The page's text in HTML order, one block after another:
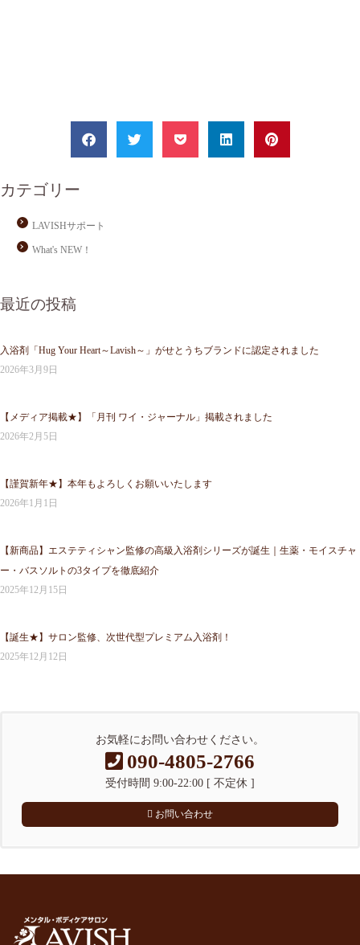
カテゴリー
LAVISHサポート
What's NEW！
最近の投稿
入浴剤「Hug Your Heart～Lavish～」がせとうちブランドに認定されました
2026年3月9日
【メディア掲載★】「月刊 ワイ・ジャーナル」掲載されました
2026年2月5日
【謹賀新年★】本年もよろしくお願いいたします
2026年1月1日
【新商品】エステティシャン監修の高級入浴剤シリーズが誕生｜生薬・モイスチャ
ー・バスソルトの3タイプを徹底紹介
2025年12月15日
【誕生★】サロン監修、次世代型プレミアム入浴剤！
2025年12月12日
お気軽にお問い合わせください。
090-4805-2766
受付時間 9:00-22:00 [ 不定休 ]
お問い合わせ